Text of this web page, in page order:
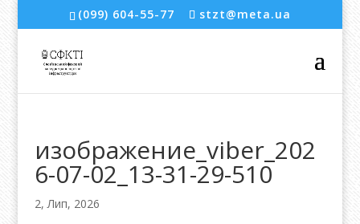
(099) 604-55-77 stzt@meta.ua
изображение_viber_202
6-07-02_13-31-29-510
2, Лип, 2026